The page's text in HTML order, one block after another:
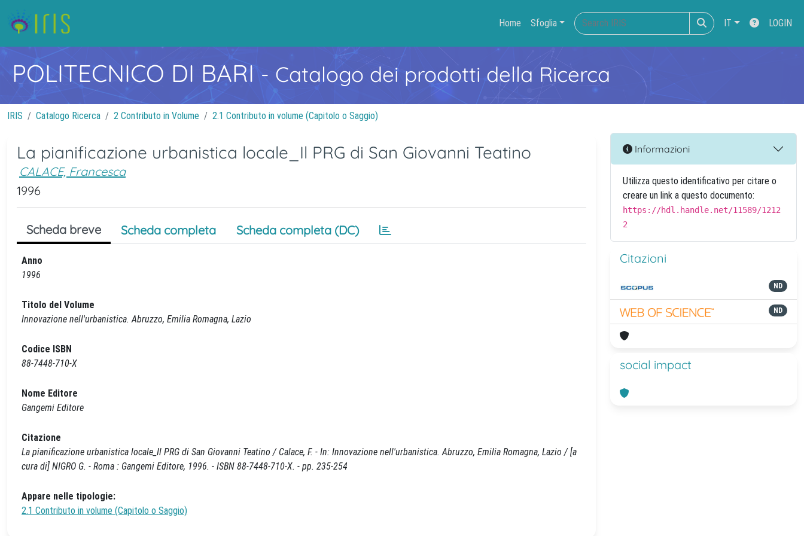
Home Sfoglia IT LOGIN
POLITECNICO DI BARI- Catalogo dei prodotti della Ricerca
IRIS Catalogo Ricerca 2 Contributo in Volume 2.1 Contributo in volume (Capitolo o Saggio)
La pianificazione urbanistica locale_Il PRG di San Giovanni Teatino
CALACE, Francesca
1996
Scheda breve Scheda completa Scheda completa (DC)
Anno
1996
Titolo del Volume
Innovazione nell'urbanistica. Abruzzo, Emilia Romagna, Lazio
Codice ISBN
88-7448-710-X
Nome Editore
Gangemi Editore
Citazione
La pianificazione urbanistica locale_Il PRG di San Giovanni Teatino / Calace, F. - In: Innovazione nell'urbanistica. Abruzzo, Emilia Romagna, Lazio / [a
cura di] NIGRO G. - Roma : Gangemi Editore, 1996. - ISBN 88-7448-710-X. - pp. 235-254
Appare nelle tipologie:
2.1 Contributo in volume (Capitolo o Saggio)
Informazioni
Utilizza questo identificativo per citare o
creare un link a questo documento:
https://hdl.handle.net/11589/1212
2
Citazioni
ND
ND
social impact